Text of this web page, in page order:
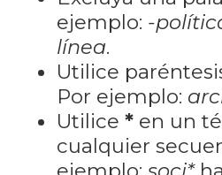
ejemplo: -
línea.
Utilice
Por ejemplo:
Utilice *en un
cualquier